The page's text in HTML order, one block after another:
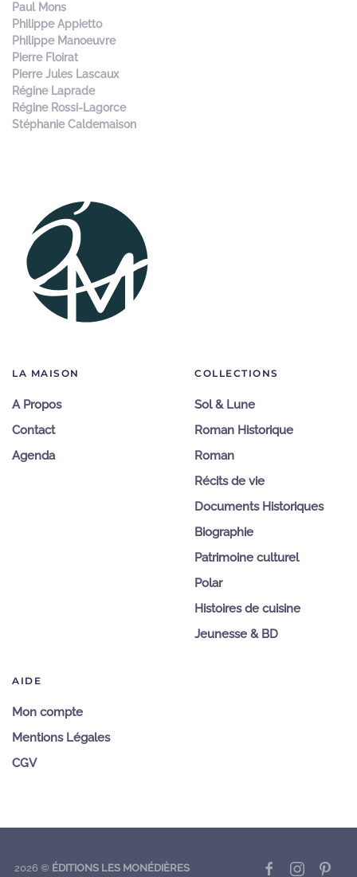
Paul Mons
Philippe Appietto
Philippe Manoeuvre
Pierre Floirat
Pierre Jules Lascaux
Régine Laprade
Régine Rossi-Lagorce
Stéphanie Caldemaison
LA MAISON
A Propos
Contact
Agenda
COLLECTIONS
Sol & Lune
Roman Historique
Roman
Récits de vie
Documents Historiques
Biographie
Patrimoine culturel
Polar
Histoires de cuisine
Jeunesse & BD
AIDE
Mon compte
Mentions Légales
CGV
2026 © ÉDITIONS LES MONÉDIÈRES